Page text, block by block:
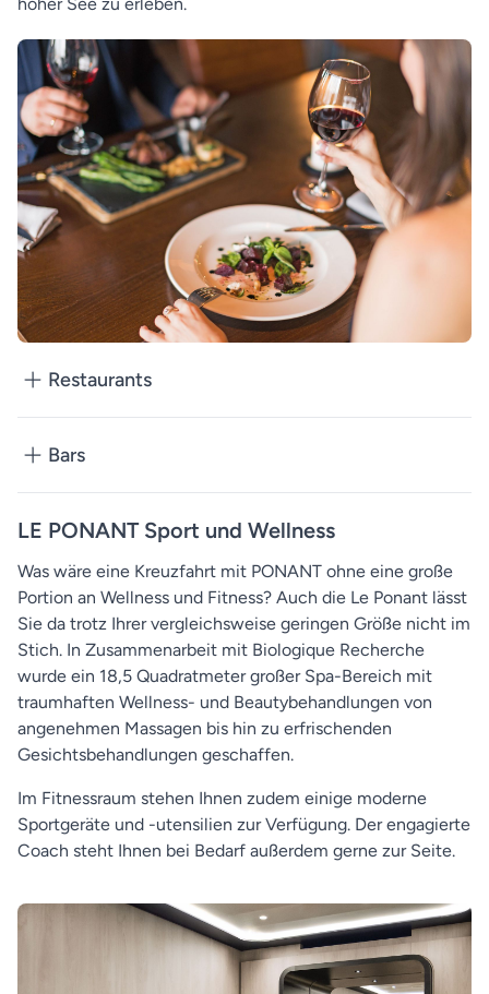
hoher See zu erleben.
Restaurants
Bars
LE PONANT Sport und Wellness
Was wäre eine Kreuzfahrt mit PONANT ohne eine große
Portion an Wellness und Fitness? Auch die Le Ponant lässt
Sie da trotz Ihrer vergleichsweise geringen Größe nicht im
Stich. In Zusammenarbeit mit Biologique Recherche
wurde ein 18,5 Quadratmeter großer Spa-Bereich mit
traumhaften Wellness- und Beautybehandlungen von
angenehmen Massagen bis hin zu erfrischenden
Gesichtsbehandlungen geschaffen.
Im Fitnessraum stehen Ihnen zudem einige moderne
Sportgeräte und -utensilien zur Verfügung. Der engagierte
Coach steht Ihnen bei Bedarf außerdem gerne zur Seite.